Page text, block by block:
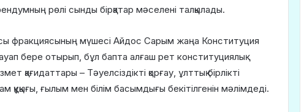
рөлі сынды бірқатар мәселені талқылады.
фракциясының мүшесі Айдос Сарым жаңа Конституция
бере отырып, бұл бапта алғаш рет конституциялық
қағидаттары – Тәуелсіздікті қорғау, ұлттық бірлікті
құқығы, ғылым мен білім басымдығы бекітілгенін мәлімдеді.